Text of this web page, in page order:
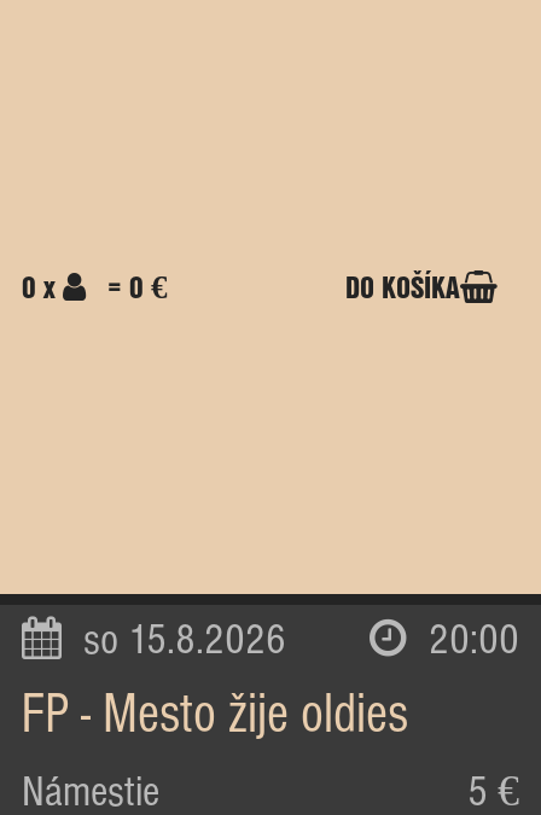
0 x = 0 € DO KOŠÍKA
so 15.8.2026 20:00
FP - Mesto žije oldies
Námestie 5 €